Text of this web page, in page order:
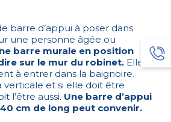
barre d’appui à poser dans
une personne âgée ou
barre murale en position
sur le mur du robinet. Elle
à entrer dans la baignoire.
verticale et si elle doit être
l’être aussi. Une barre d’appui
cm de long peut convenir.